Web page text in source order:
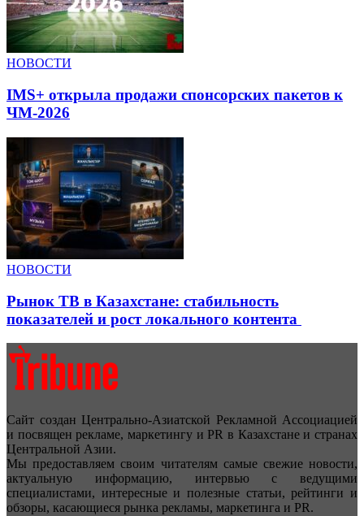
НОВОСТИ
IMS+ открыла продажи спонсорских пакетов к
ЧМ-2026
НОВОСТИ
Рынок ТВ в Казахстане: стабильность
показателей и рост локального контента
Сайт создан Центрально-Азиатской Рекламной Ассоциацией
и посвящен рекламе, маркетингу и PR в Казахстане и странах
Центральной Азии.
Мы предоставляем своим читателям самые свежие новости,
актуальную информацию, интервью с ведущими
специалистами, интересные и полезные статьи, рейтинги и
обзоры, касающиеся рынка рекламы, маркетинга и PR.